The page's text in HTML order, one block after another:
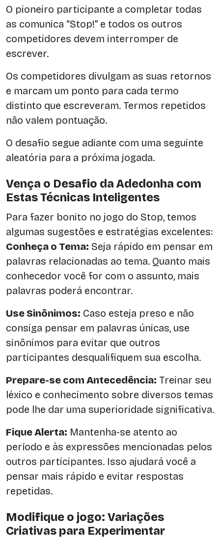
O pioneiro participante a completar todas
as comunica “Stop!” e todos os outros
competidores devem interromper de
escrever.
Os competidores divulgam as suas retornos
e marcam um ponto para cada termo
distinto que escreveram. Termos repetidos
não valem pontuação.
O desafio segue adiante com uma seguinte
aleatória para a próxima jogada.
Vença o Desafio da Adedonha com
Estas Técnicas Inteligentes
Para fazer bonito no jogo do Stop, temos
algumas sugestões e estratégias excelentes:
Conheça o Tema: Seja rápido em pensar em
palavras relacionadas ao tema. Quanto mais
conhecedor você for com o assunto, mais
palavras poderá encontrar.
Use Sinônimos: Caso esteja preso e não
consiga pensar em palavras únicas, use
sinônimos para evitar que outros
participantes desqualifiquem sua escolha.
Prepare-se com Antecedência: Treinar seu
léxico e conhecimento sobre diversos temas
pode lhe dar uma superioridade significativa.
Fique Alerta: Mantenha-se atento ao
período e às expressões mencionadas pelos
outros participantes. Isso ajudará você a
pensar mais rápido e evitar respostas
repetidas.
Modifique o jogo: Variações
Criativas para Experimentar